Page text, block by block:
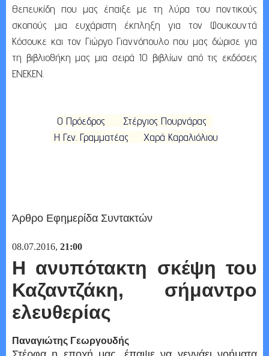
Θεπευκίδη που μας έπαιξε με τη λύρα του ποντικούς
σκοπούς μια ευχάριστη έκπληξη για τον Φουκουντά
Κόσουκε και τον Γιώργο Γιαννόπουλο που μας δώρισε για
τη βιβλιοθήκη μας μια σειρά 10 βιβλίων από τις εκδόσεις
ΕΝΕΚΕΝ.
Ο Πρόεδρος
Στέργιος Πουρνάρας
Η Γεν. Γραμματέας
Χαρά Καραλιόλιου
Άρθρο Εφημερίδα Συντακτών
08.07.2016, 21:00
Η ανυπότακτη σκέψη του
Καζαντζάκη, σήμαντρο
ελευθερίας
Παναγιώτης Γεωργουδής